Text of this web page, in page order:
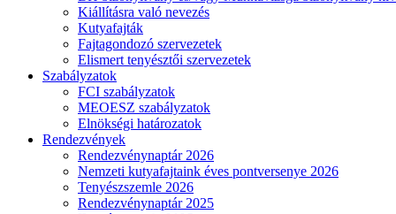
Kiállításra való nevezés
Kutyafajták
Fajtagondozó szervezetek
Elismert tenyésztői szervezetek
Szabályzatok
FCI szabályzatok
MEOESZ szabályzatok
Elnökségi határozatok
Rendezvények
Rendezvénynaptár 2026
Nemzeti kutyafajtaink éves pontversenye 2026
Tenyészszemle 2026
Rendezvénynaptár 2025